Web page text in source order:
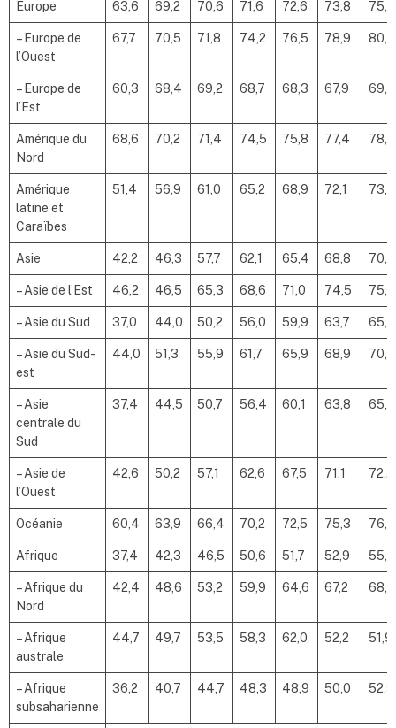
Europe 63,6 69,2 70,6 71,6 72,6 73,8 75,3
– Europe de
l’Ouest
67,7 70,5 71,8 74,2 76,5 78,9 80,2
– Europe de
l’Est
60,3 68,4 69,2 68,7 68,3 67,9 69,5
Amérique du
Nord
68,6 70,2 71,4 74,5 75,8 77,4 78,4
Amérique
latine et
Caraïbes
51,4 56,9 61,0 65,2 68,9 72,1 73,4
Asie 42,2 46,3 57,7 62,1 65,4 68,8 70,3
– Asie de l’Est 46,2 46,5 65,3 68,6 71,0 74,5 75,5
– Asie du Sud 37,0 44,0 50,2 56,0 59,9 63,7 65,5
– Asie du Sud-
est
44,0 51,3 55,9 61,7 65,9 68,9 70,3
– Asie
centrale du
Sud
37,4 44,5 50,7 56,4 60,1 63,8 65,5
– Asie de
l’Ouest
42,6 50,2 57,1 62,6 67,5 71,1 72,2
Océanie 60,4 63,9 66,4 70,2 72,5 75,3 76,8
Afrique 37,4 42,3 46,5 50,6 51,7 52,9 55,6
– Afrique du
Nord
42,4 48,6 53,2 59,9 64,6 67,2 68,3
– Afrique
australe
44,7 49,7 53,5 58,3 62,0 52,2 51,9
– Afrique
subsaharienne
36,2 40,7 44,7 48,3 48,9 50,0 52,9